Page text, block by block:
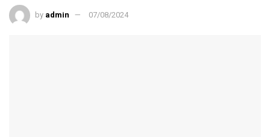
by admin 07/08/2024